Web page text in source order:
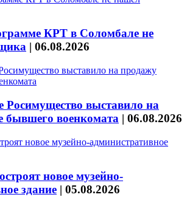
КРТ в Соломбале не
| 06.08.2026
Росимущество выставило на
бывшего военкомата | 06.08.2026
новое музейно-
здание | 05.08.2026